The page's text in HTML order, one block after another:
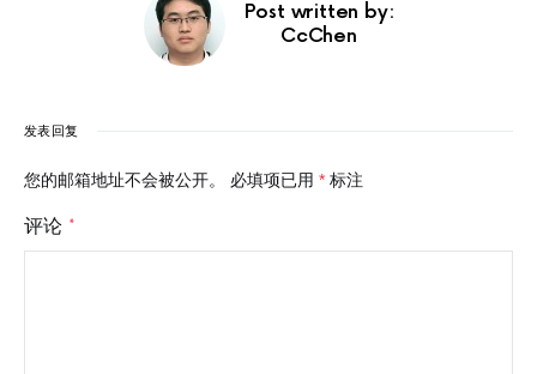
Post written by:
CcChen
发表回复
您的邮箱地址不会被公开。 必填项已用 * 标注
评论 *